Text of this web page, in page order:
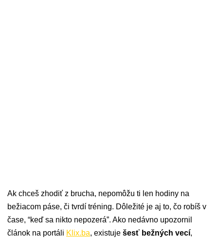
Ak chceš zhodiť z brucha, nepomôžu ti len hodiny na
bežiacom páse, či tvrdí tréning. Dôležité je aj to, čo robíš v
čase, “keď sa nikto nepozerá”. Ako nedávno upozornil
článok na portáli Klix.ba, existuje šesť bežných vecí,